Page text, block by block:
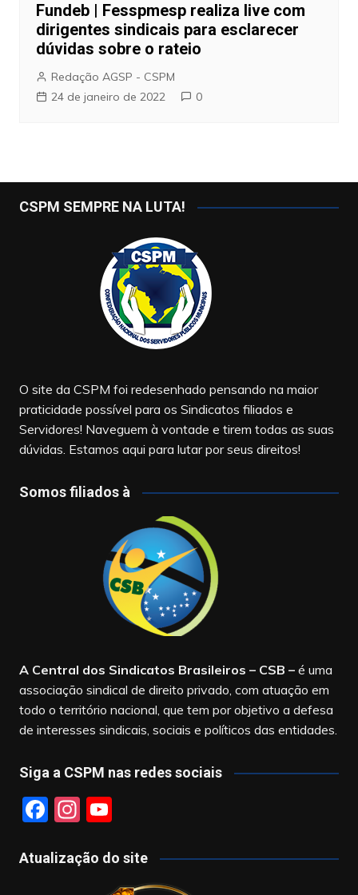
Fundeb | Fesspmesp realiza live com
dirigentes sindicais para esclarecer
dúvidas sobre o rateio
Redação AGSP - CSPM
24 de janeiro de 2022
0
CSPM SEMPRE NA LUTA!
O site da CSPM foi redesenhado pensando na maior
praticidade possível para os Sindicatos filiados e
Servidores! Naveguem à vontade e tirem todas as suas
dúvidas. Estamos aqui para lutar por seus direitos!
Somos filiados à
A Central dos Sindicatos Brasileiros – CSB –é uma
associação sindical de direito privado, com atuação em
todo o território nacional, que tem por objetivo a defesa
de interesses sindicais, sociais e políticos das entidades.
Siga a CSPM nas redes sociais
F
c
In
a
Y
u
T
Atualização do site